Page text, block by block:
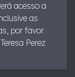
acesso a
as
por favor
Perez